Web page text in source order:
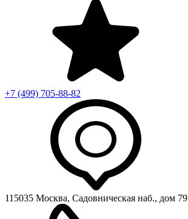
+7 (499) 705-88-82
115035 Москва, Садовническая наб., дом 79